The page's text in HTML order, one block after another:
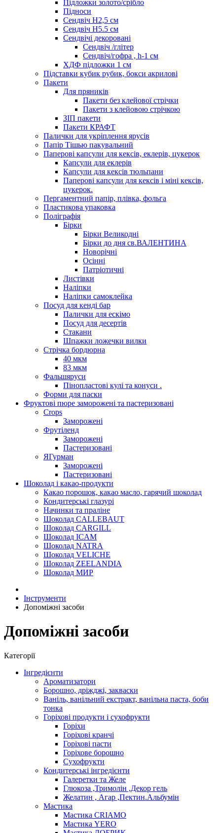
Підложки золото/срібло
Підноси
Сендвіч H2,5 см
Сендвіч H5.5 см
Сендвічі декоровані
Сендвіч /глітер
Сендвіч/гофра , h-1 см
ХДФ підложки 1 см
Підставки кубик рубик, бокси акрилові
Пакети
Для пряників
Пакети без клейової стрічки
Пакети з клейовою стрічкою
ЗІП пакети
Пакети КРАФТ
Палички для укріплення ярусів
Папір Тішью пакувальний
Паперові капсули для кексів, еклерів, цукерок
Капсули для еклерів
Капсули для кексів тюльпани
Паперові капсули для кексів і міні кексів,
цукерок.
Пергаментний папір, плівка, фольга
Пластикова упаковка
Поліграфія
Бірки
Бірки Великодні
Бірки до дня св.ВАЛЕНТИНА
Новорічні
Осінні
Патріотичні
Листівки
Наліпки
Наліпки самоклейка
Посуд для кенді бар
Палички для ескімо
Посуд для десертів
Стакани
Шпажки ложечки вилки
Стрічка бордюрна
40 мкм
83 мкм
Фальшяруси
Пінопластові кулі та конуси .
Форми для паски
Фруктові пюре заморожені та пастеризовані
Crops
Заморожені
Фрутіленд
Заморожені
Пастеризовані
ЯГурман
Заморожені
Пастеризовані
Шоколад і какао-продукти
Какао порошок, какао масло, гарячий шоколад
Кондитерські глазурі
Начинки та праліне
Шоколад CALLEBAUT
Шоколад CARGILL
Шоколад ICAM
Шоколад NATRA
Шоколад VELICHE
Шоколад ZEELANDIA
Шоколад МИР
Інструменти
Допоміжні засоби
Допоміжні засоби
Категорії
Інгредієнти
Ароматизатори
Борошно, дріжджі, закваски
Ваніль, ванільний екстракт, ванільна паста, боби
тонка
Горіхові продукти і сухофрукти
Горіхи
Горіхові кранчі
Горіхові пасти
Горіхове борошно
Сухофрукти
Кондитерські інгредієнти
Галеретки та Желе
Глюкоза ,Тримолін ,Декор гель
Желатин , Агар ,Пектин.Альбумін
Мастика
Мастика CRIAMO
Мастика YERO